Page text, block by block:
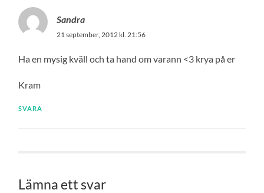
Sandra
21 september, 2012 kl. 21:56
Ha en mysig kväll och ta hand om varann <3 krya på er
Kram
SVARA
Lämna ett svar